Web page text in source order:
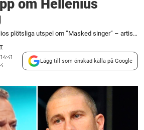
om Hellenius
Markoolios plötsliga utspel om ”Masked singer” – artistens oväntade kupp om Hellenius storsatsning
Lägg till som önskad källa på Google